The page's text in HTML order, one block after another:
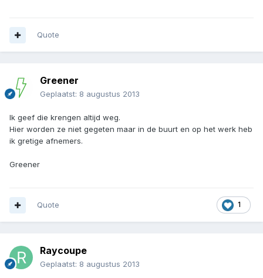
Quote
Greener
Geplaatst: 8 augustus 2013
Ik geef die krengen altijd weg.
Hier worden ze niet gegeten maar in de buurt en op het werk heb
ik gretige afnemers.
Greener
1
Quote
Raycoupe
Geplaatst: 8 augustus 2013